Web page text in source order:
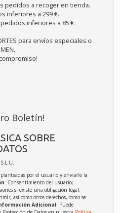
pedidos a recoger en tienda.
inferiores a 299 €.
inferiores a 85 €.
para envíos especiales o
Boletín!
SOBRE
por el usuario y enviarle la
: Consentimiento del usuario;
si existe una obligación legal;
así como otros derechos, como se
Adicional: Puede